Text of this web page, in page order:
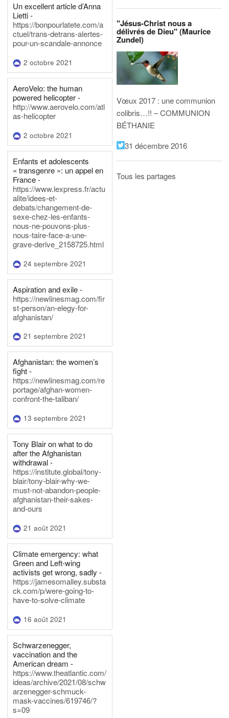
Un excellent article d’Anna
Lietti -
https://bonpourlatete.com/a
ctuel/trans-detrans-alertes-
pour-un-scandale-annonce
2 octobre 2021
AeroVelo: the human
powered helicopter -
http://www.aerovelo.com/atl
as-helicopter
2 octobre 2021
Enfants et adolescents
« transgenre »: un appel en
France -
https://www.lexpress.fr/actu
alite/idees-et-
debats/changement-de-
sexe-chez-les-enfants-
nous-ne-pouvons-plus-
nous-taire-face-a-une-
grave-derive_2158725.html
24 septembre 2021
Aspiration and exile -
https://newlinesmag.com/fir
st-person/an-elegy-for-
afghanistan/
21 septembre 2021
Afghanistan: the women’s
fight -
https://newlinesmag.com/re
portage/afghan-women-
confront-the-taliban/
13 septembre 2021
Tony Blair on what to do
after the Afghanistan
withdrawal -
https://institute.global/tony-
blair/tony-blair-why-we-
must-not-abandon-people-
afghanistan-their-sakes-
and-ours
21 août 2021
Climate emergency: what
Green and Left-wing
activists get wrong, sadly -
https://jamesomalley.substa
ck.com/p/were-going-to-
have-to-solve-climate
16 août 2021
Schwarzenegger,
vaccination and the
American dream -
https://www.theatlantic.com/
ideas/archive/2021/08/schw
arzenegger-schmuck-
mask-vaccines/619746/?
s=09
"Jésus-Christ nous a
délivrés de Dieu" (Maurice
Zundel)
Vœux 2017 : une communion
colibris…!! – COMMUNION
BÉTHANIE
31 décembre 2016
Tous les partages